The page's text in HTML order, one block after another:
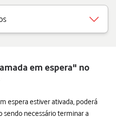
em espera" no
espera estiver ativada, poderá
sendo necessário terminar a